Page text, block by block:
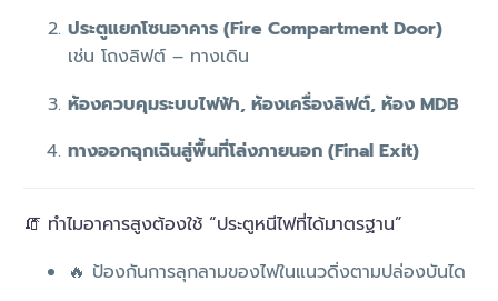
ประตูแยกโซนอาคาร (Fire Compartment Door)
เช่น โถงลิฟต์ – ทางเดิน
ห้องควบคุมระบบไฟฟ้า, ห้องเครื่องลิฟต์, ห้อง MDB
ทางออกฉุกเฉินสู่พื้นที่โล่งภายนอก (Final Exit)
🧯 ทำไมอาคารสูงต้องใช้ “ประตูหนีไฟที่ได้มาตรฐาน”
🔥 ป้องกันการลุกลามของไฟในแนวดิ่งตามปล่องบันได